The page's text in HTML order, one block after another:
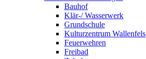
Bauhof
Klär-/ Wasserwerk
Grundschule
Kulturzentrum Wallenfels
Feuerwehren
Freibad